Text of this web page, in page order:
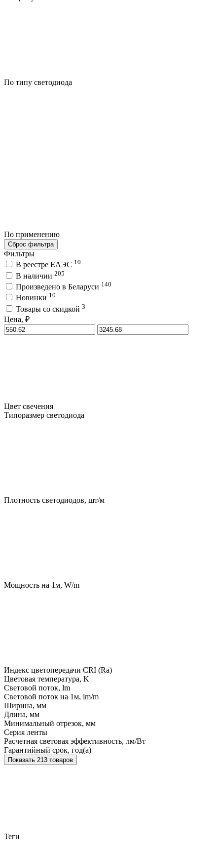
По типу светодиода
По применению
Сброс фильтра
Фильтры
В реестре ЕАЭС 10
В наличии 205
Произведено в Беларуси 140
Новинки 10
Товары со скидкой 3
Цена, ₽
Цвет свечения
Типоразмер светодиода
Плотность светодиодов, шт/м
Мощность на 1м, W/m
Индекс цветопередачи CRI (Ra)
Цветовая температура, K
Световой поток, lm
Световой поток на 1м, lm/m
Ширина, мм
Длина, мм
Минимальный отрезок, мм
Серия ленты
Расчетная световая эффективность, лм/Вт
Гарантийный срок, год(а)
Показать 213 товаров
Теги